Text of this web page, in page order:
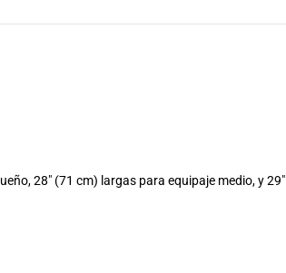
28" (71 cm) largas para equipaje medio, y 29"